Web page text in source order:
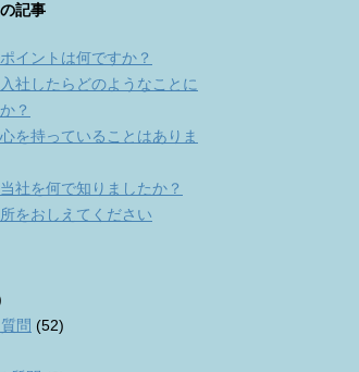
記事
イントは何ですか？
社したらどのようなことに
？
を持っていることはありま
社を何で知りましたか？
をおしえてください
問 (52)